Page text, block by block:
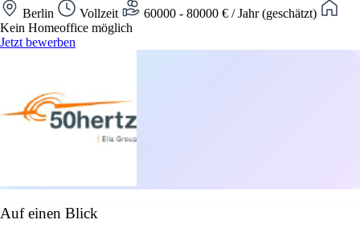
Berlin Vollzeit
60000 - 80000 € / Jahr (geschätzt)
Kein Homeoffice möglich
Jetzt bewerben
Auf einen Blick